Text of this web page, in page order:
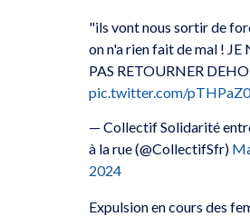
"ils vont nous sortir de
on n'a rien fait de mal ! JE
PAS RETOURNER
pic.twitter.com/
— Collectif Solidarité
à la rue (@CollectifSfr)
2024
Expulsion en cours des